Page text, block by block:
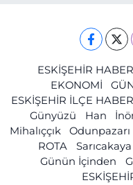
ESKİŞEHİR HABER
EKONOMİ
ESKİŞEHİR İLÇE
Günyüzü
Han
Mihalıççık
Odunpazarı
ROTA
Sarıcakaya
Günün İçinden